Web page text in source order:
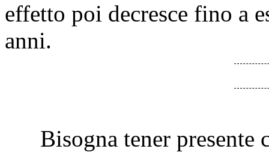
effetto poi decresce fino a
anni.
Bisogna tener presente